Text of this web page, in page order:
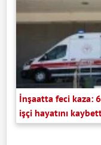
İnşaatta feci kaza:
işçi hayatını